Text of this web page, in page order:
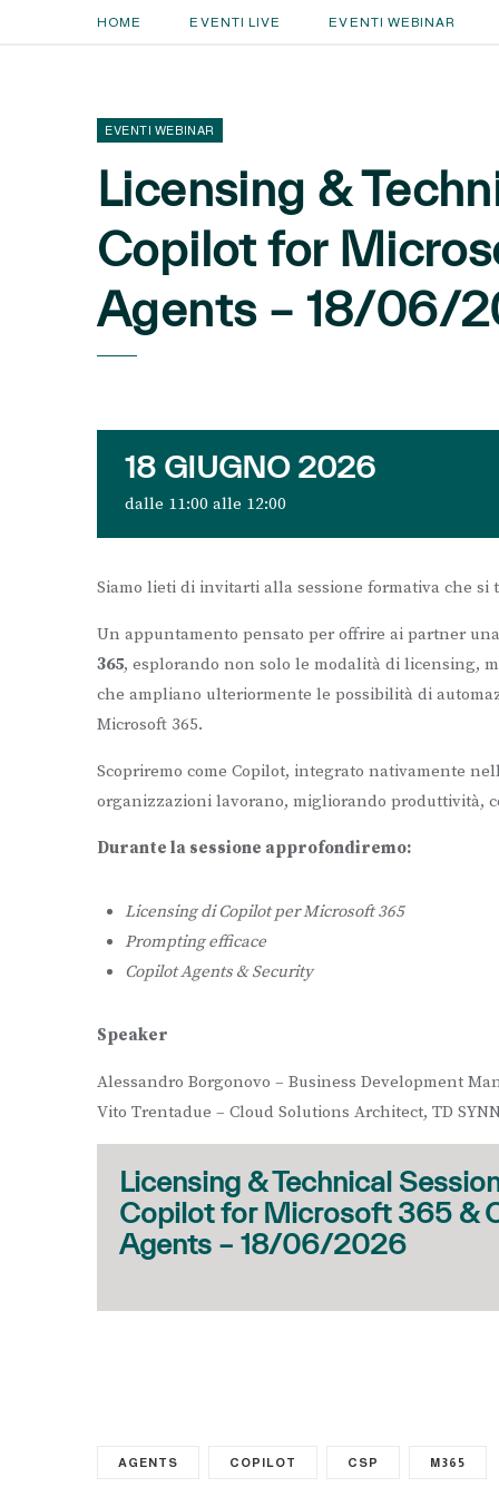
HOME EVENTI LIVE EVENTI WEBINAR
EVENTI WEBINAR
Licensing &
Copilot for
Agents – 18/06/
18 GIUGNO 2026
dalle 11:00 alle 12:00
Siamo lieti di invitarti alla sessione formativa che si
Un appuntamento pensato per offrire ai partner
365, esplorando non solo le modalità di licensing,
che ampliano ulteriormente le possibilità di
Microsoft 365.
Scopriremo come Copilot, integrato nativamente
organizzazioni lavorano, migliorando produttività,
Durante la sessione approfondiremo:
Licensing di Copilot per Microsoft 365
Prompting efficace
Copilot Agents & Security
Speaker
Alessandro Borgonovo – Business Development
Vito Trentadue – Cloud Solutions Architect, TD
Licensing & Technical
Copilot for Microsoft 365 &
Agents – 18/06/2026
AGENTS COPILOT CSP M365